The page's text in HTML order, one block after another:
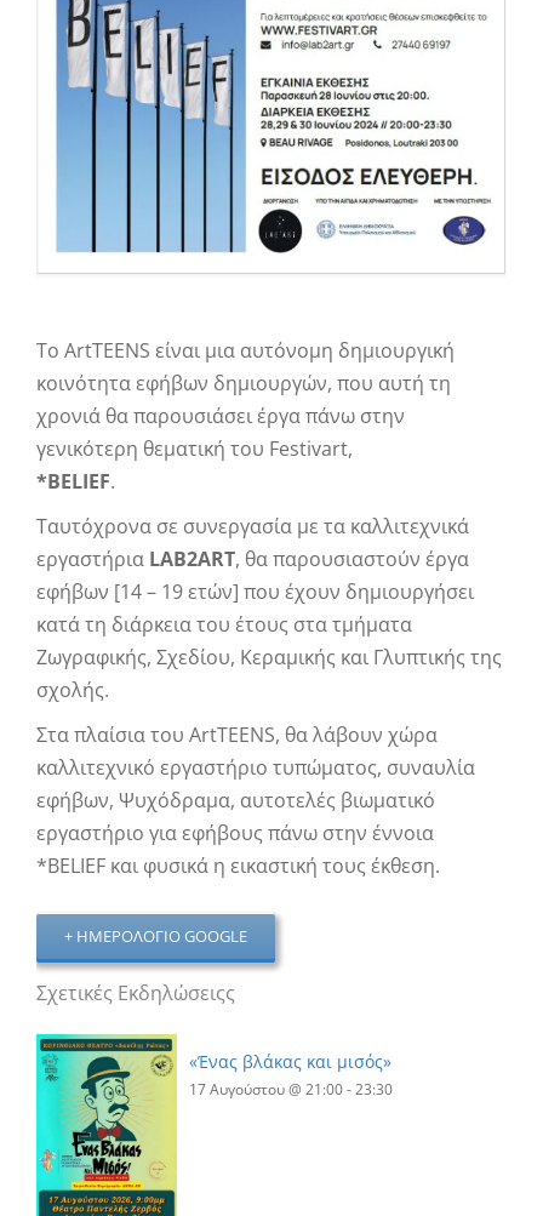
To ΑrtTEENS είναι μια αυτόνομη δημιουργική
κοινότητα εφήβων δημιουργών, που αυτή τη
χρονιά θα παρουσιάσει έργα πάνω στην
γενικότερη θεματική του Festivart,
*ΒELIEF.
Ταυτόχρονα σε συνεργασία με τα καλλιτεχνικά
εργαστήρια LAB2ART, θα παρουσιαστούν έργα
εφήβων [14 – 19 ετών] που έχουν δημιουργήσει
κατά τη διάρκεια του έτους στα τμήματα
Ζωγραφικής, Σχεδίου, Κεραμικής και Γλυπτικής της
σχολής.
Στα πλαίσια του ArtTEENS, θα λάβουν χώρα
καλλιτεχνικό εργαστήριο τυπώματος, συναυλία
εφήβων, Ψυχόδραμα, αυτοτελές βιωματικό
εργαστήριο για εφήβους πάνω στην έννοια
*BELIEF και φυσικά η εικαστική τους έκθεση.
+ ΗΜΕΡΟΛΌΓΙΟ GOOGLE
Σχετικές Εκδηλώσειςς
«Ένας βλάκας και μισός»
17 Αυγούστου @ 21:00-23:30